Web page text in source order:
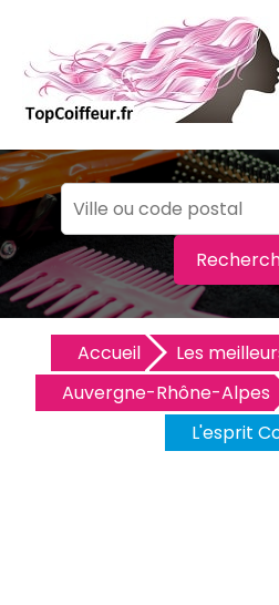
Accueil
Les
Auvergne-Rhône-Alpes
L'esprit